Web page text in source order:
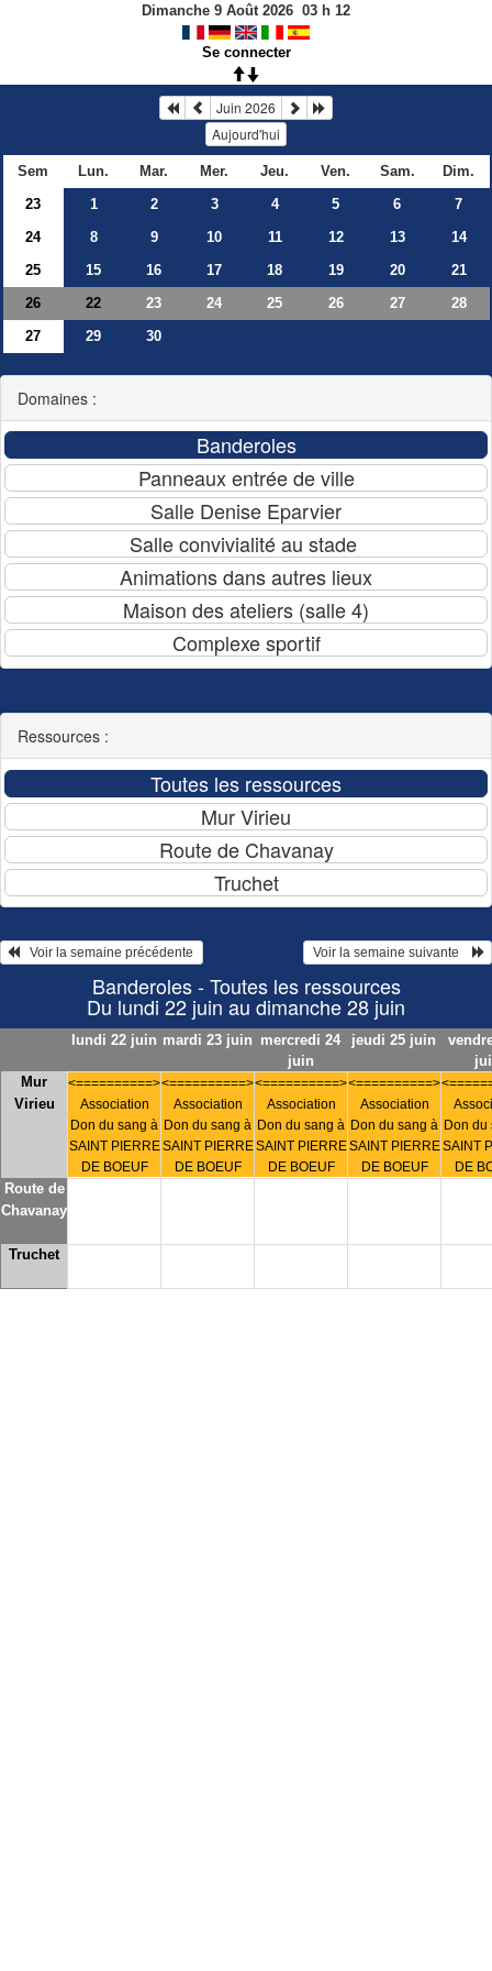
Dimanche 9 Août 2026 03 h 12
Se connecter
Juin 2026
Aujourd'hui
Sem Lun. Mar. Mer. Jeu. Ven. Sam.
Dim.
23
1 2 3 4 5 6
7
24
8 9 10 11 12 13
14
25
15 16 17 18 19 20
21
26
22 23 24 25 26 27
28
27
29 30
Domaines :
Ressources :
Voir la semaine suivante
Banderoles - Toutes les ressources
Du lundi 22 juin au dimanche 28 juin
lundi 22 juin mardi 23 juin mercredi 24
juin
jeudi 25 juin
Mur
Virieu
<==========>
Association
Don du sang à
SAINT PIERRE
DE BOEUF
<==========>
Association
Don du sang à
SAINT PIERRE
DE BOEUF
<==========>
Association
Don du sang à
SAINT PIERRE
DE BOEUF
<==========>
Association
Don du sang à
SAINT PIERRE
DE BOEUF
Don du
SAINT
DE
Route de
Chavanay
Truchet